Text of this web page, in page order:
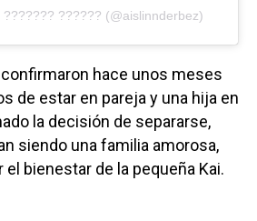
??????? ?????? (@aislinnderbez)
hace unos meses
de estar en pareja y una hija en
la decisión de separarse,
siendo una familia amorosa,
bienestar de la pequeña Kai.